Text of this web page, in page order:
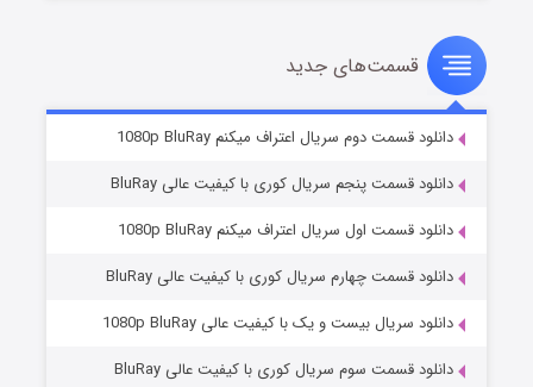
سریال زشت
قسمت۵ (زیرنویس) منتشر شد
وستی ها
قسمت‌های جدید
دانلود قسمت دوم سریال اعتراف میکنم 1080p BluRay
دانلود قسمت پنجم سریال کوری با کیفیت عالی BluRay
دانلود قسمت اول سریال اعتراف میکنم 1080p BluRay
دانلود قسمت چهارم سریال کوری با کیفیت عالی BluRay
دانلود سریال بیست و یک با کیفیت عالی 1080p BluRay
دانلود قسمت سوم سریال کوری با کیفیت عالی BluRay